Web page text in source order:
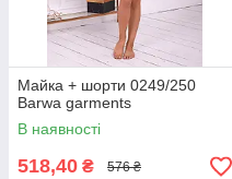
Майка + шорти 0249/250
Barwa garments
В наявності
518,40 ₴ 576 ₴